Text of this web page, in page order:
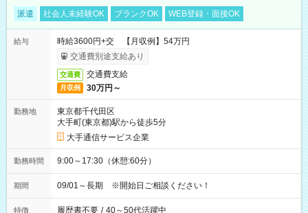
派遣 社会人未経験OK ブランクOK WEB登録・面接OK
給与
時給3600円+交 【月収例】54万円
交通費別途支給あり
交通費 交通費支給
月収例 30万円～
勤務地
東京都千代田区
大手町(東京都)駅から徒歩5分
大手通信サービス企業
勤務時間 9:00～17:30（休憩:60分）
期間 09/01～長期 ※開始日ご相談ください！
特徴 履歴書不要 / 40～50代活躍中